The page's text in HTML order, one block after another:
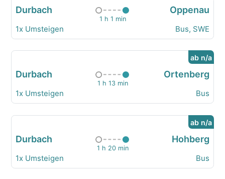
Durbach
1 h 1 min
Oppenau
1x Umsteigen Bus, SWE
ab n/a
Durbach
1 h 13 min
Ortenberg
1x Umsteigen Bus
ab n/a
Durbach
1 h 20 min
Hohberg
1x Umsteigen Bus